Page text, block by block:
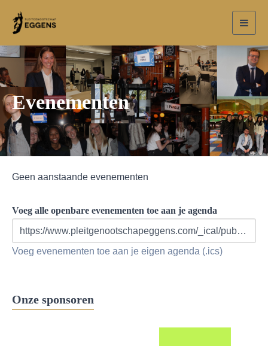
Evenementen
Geen aanstaande evenementen
Voeg alle openbare evenementen toe aan je agenda
https://www.pleitgenootschapeggens.com/_ical/public.ics
Voeg evenementen toe aan je eigen agenda (.ics)
Onze sponsoren